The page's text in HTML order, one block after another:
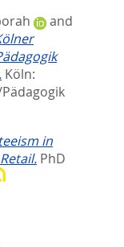
and
Köln:
in
PhD